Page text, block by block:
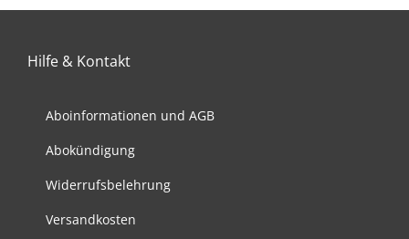
auf
gewählt
Hilfe & Kontakt
Aboinformationen und AGB
Abokündigung
Widerrufsbelehrung
Versandkosten